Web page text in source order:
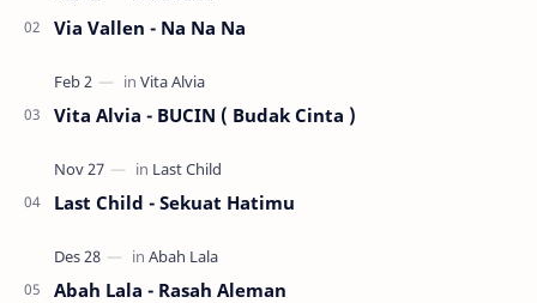
Via Vallen - Na Na Na
Vita Alvia - BUCIN ( Budak Cinta )
Last Child - Sekuat Hatimu
Abah Lala - Rasah Aleman